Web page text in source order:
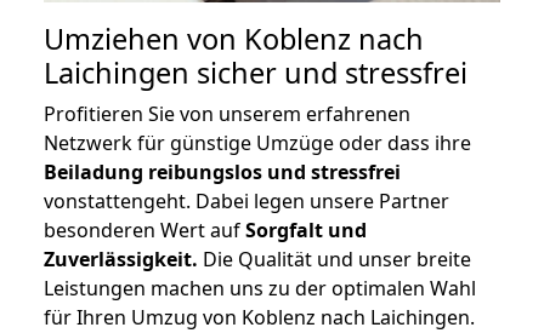
Umziehen von Koblenz nach
Laichingen sicher und stressfrei
Profitieren Sie von unserem erfahrenen
Netzwerk für günstige Umzüge oder dass ihre
Beiladung reibungslos und stressfrei
vonstattengeht. Dabei legen unsere Partner
besonderen Wert aufSorgfalt und
Zuverlässigkeit. Die Qualität und unser breite
Leistungen machen uns zu der optimalen Wahl
für Ihren Umzug von Koblenz nach Laichingen.